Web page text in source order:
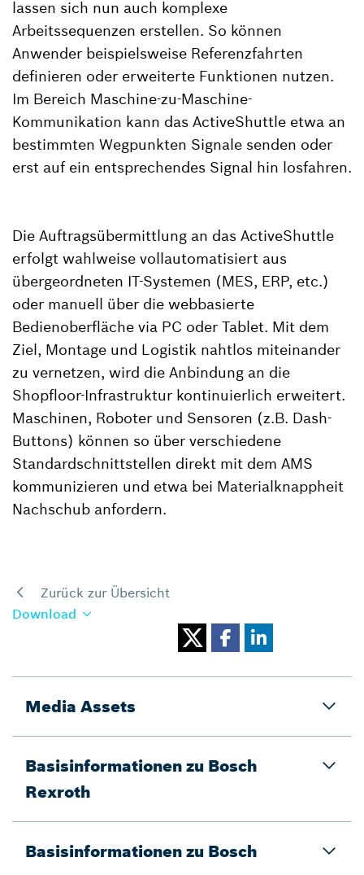
lassen sich nun auch komplexe
Arbeitssequenzen erstellen. So können
Anwender beispielsweise Referenzfahrten
definieren oder erweiterte Funktionen nutzen.
Im Bereich Maschine-zu-Maschine-
Kommunikation kann das ActiveShuttle etwa an
bestimmten Wegpunkten Signale senden oder
erst auf ein entsprechendes Signal hin losfahren.
Die Auftragsübermittlung an das ActiveShuttle
erfolgt wahlweise vollautomatisiert aus
übergeordneten IT-Systemen (MES, ERP, etc.)
oder manuell über die webbasierte
Bedienoberfläche via PC oder Tablet. Mit dem
Ziel, Montage und Logistik nahtlos miteinander
zu vernetzen, wird die Anbindung an die
Shopfloor-Infrastruktur kontinuierlich erweitert.
Maschinen, Roboter und Sensoren (z.B. Dash-
Buttons) können so über verschiedene
Standardschnittstellen direkt mit dem AMS
kommunizieren und etwa bei Materialknappheit
Nachschub anfordern.
Zurück zur Übersicht
Download
Media Assets
Basisinformationen zu Bosch
Rexroth
Basisinformationen zu Bosch